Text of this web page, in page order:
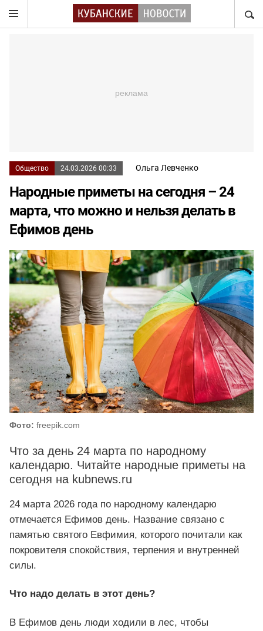
Общество 24.03.2026 00:33 Ольга Левченко
Народные приметы на сегодня – 24
марта, что можно и нельзя делать в
Ефимов день
Фото: freepik.com
Что за день 24 марта по народному
календарю. Читайте народные приметы на
сегодня на kubnews.ru
24 марта 2026 года по народному календарю
отмечается Ефимов день. Название связано с
памятью святого Евфимия, которого почитали как
покровителя спокойствия, терпения и внутренней
силы.
Что надо делать в этот день?
В Ефимов день люди ходили в лес, чтобы